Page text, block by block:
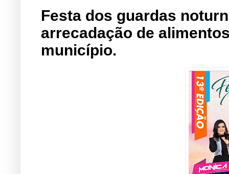
Festa dos guardas
arrecadação de
município.